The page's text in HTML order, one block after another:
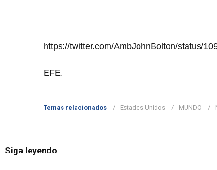
https://twitter.com/AmbJohnBolton/status/
EFE.
Temas relacionados Estados Unidos MUNDO
Siga leyendo